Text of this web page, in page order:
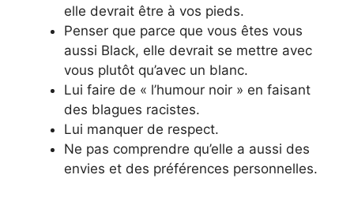
elle devrait être à vos pieds.
Penser que parce que vous êtes vous
aussi Black, elle devrait se mettre avec
vous plutôt qu’avec un blanc.
Lui faire de « l’humour noir » en faisant
des blagues racistes.
Lui manquer de respect.
Ne pas comprendre qu’elle a aussi des
envies et des préférences personnelles.